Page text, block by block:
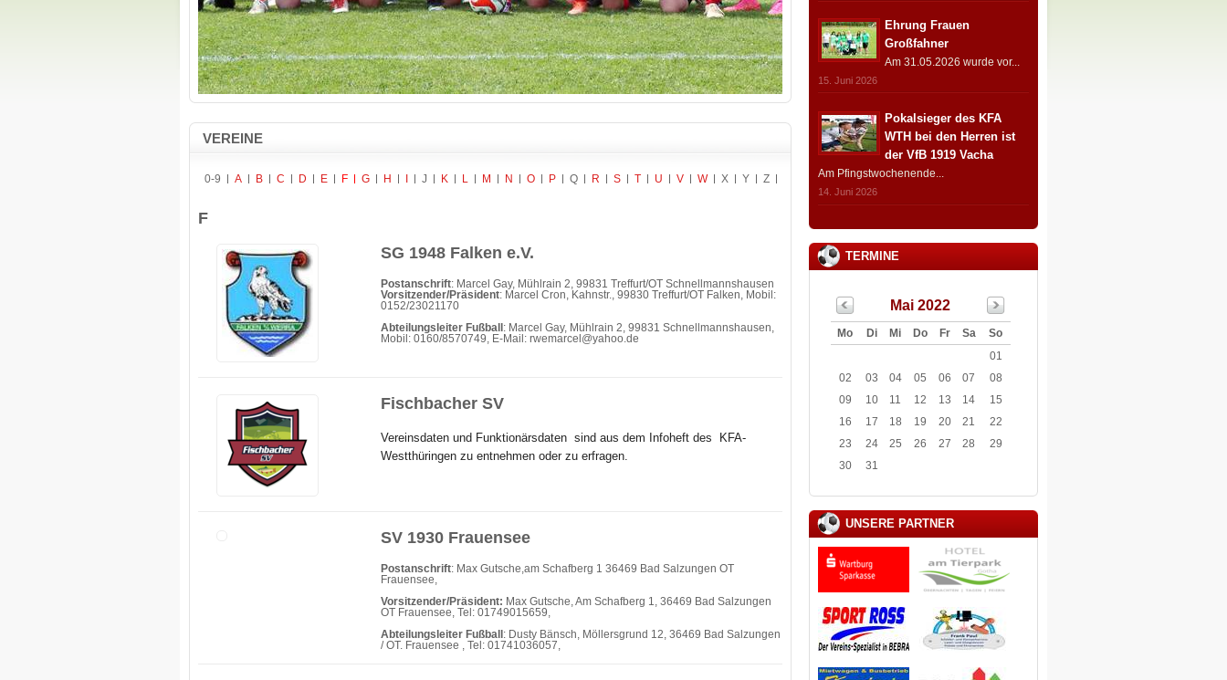
VEREINE
0-9 A B C D E F G H J K L M N O P Q R S T U V W X Y Z
F
SG 1948 Falken e.V.
Postanschrift: Marcel Gay, Mühlrain 2, 99831 Treffurt/OT Schnellmannshausen
Vorsitzender/Präsident: Marcel Cron, Kahnstr., 99830 Treffurt/OT Falken, Mobil:
0152/23021170
Abteilungsleiter Fußball : Marcel Gay, Mühlrain 2, 99831 Schnellmannshausen,
Mobil: 0160/8570749, E-Mail: rwemarcel@yahoo.de
Fischbacher SV
Vereinsdaten und Funktionärsdaten sind aus dem Infoheft des
KFA-
Westthüringen zu entnehmen oder zu erfragen.
SV 1930 Frauensee
Postanschrift: Max Gutsche,am Schafberg 1 36469 Bad Salzungen OT
Frauensee,
Vorsitzender/Präsident: Max Gutsche, Am Schafberg 1, 36469 Bad Salzungen
OT Frauensee, Tel: 01749015659,
Abteilungsleiter Fußball : Dusty Bänsch, Möllersgrund 12, 36469 Bad Salzungen
/ OT. Frauensee , Tel: 01741036057,
Ehrung Frauen
Großfahner
Am 31.05.2026 wurde vor...
15. Juni 2026
Pokalsieger des KFA
WTH bei den Herren ist
der VfB 1919 Vacha
Am Pfingstwochenende...
14. Juni 2026
TERMINE
Mai 2022
Mo Di Mi Do Fr Sa
So
01
02
03 04 05 06 07
08
09
10 11 12 13 14
15
16
17 18 19 20 21
22
23
24 25 26 27 28
29
30
31
UNSERE PARTNER